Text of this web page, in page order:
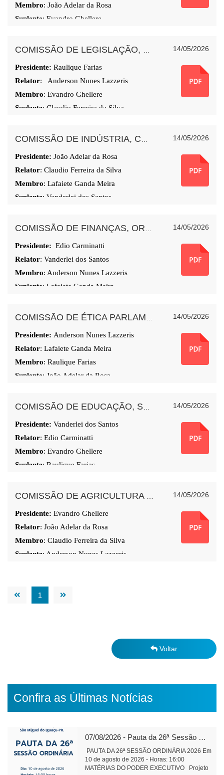
Membro: João Adelar da Rosa
Suplente: Evandro Ghellere
14/05/2026
Presidente: Raulique Farias
Relator: Anderson Nunes Lazzeris
Membro: Evandro Ghellere
Suplente: Claudio Ferreira da Silva
14/05/2026
Presidente: João Adelar da Rosa
Relator: Claudio Ferreira da Silva
Membro: Lafaiete Ganda Meira
Suplente: Vanderlei dos Santos
14/05/2026
Presidente: Edio Carminatti
Relator: Vanderlei dos Santos
Membro: Anderson Nunes Lazzeris
Suplente: Lafaiete Ganda Meira
14/05/2026
Presidente: Anderson Nunes Lazzeris
Relator: Lafaiete Ganda Meira
Membro: Raulique Farias
Suplente: João Adelar da Rosa
14/05/2026
Presidente: Vanderlei dos Santos
Relator: Edio Carminatti
Membro: Evandro Ghellere
Suplente: Raulique Farias
14/05/2026
Presidente: Evandro Ghellere
Relator: João Adelar da Rosa
Membro: Claudio Ferreira da Silva
Suplente: Anderson Nunes Lazzeris
1
Voltar
Confira as Últimas Notícias
07/08/2026 - Pauta da 26ª Sessão Ordinária de 2026
PAUTA DA 26ª SESSÃO ORDINÁRIA 2026 Em
10 de agosto de 2026 - Horas: 16:00
MATÉRIAS DO PODER EXECUTIVO Projeto